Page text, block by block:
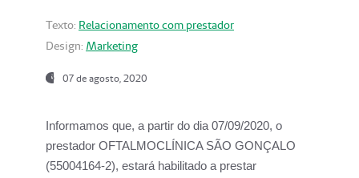
Texto: Relacionamento com prestador
Design: Marketing
07 de agosto, 2020
Informamos que, a partir do dia07/09/2020, o
prestador OFTALMOCLÍNICA SÃO GONÇALO
(55004164-2), estará habilitado a prestar